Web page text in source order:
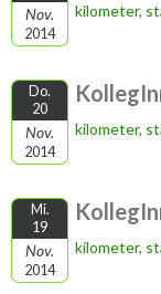
Nov.
2014
kilometer,
Do.
20
Nov.
2014
kilometer,
Mi.
19
Nov.
2014
kilometer,